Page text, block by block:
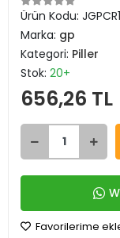
Ürün Kodu:
Marka: gp
Kategori: Piller
Stok: 20+
656,26 TL
Favorilerime